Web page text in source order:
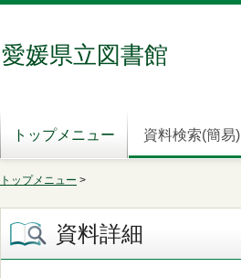
愛媛県立図書館
トップメニュー 資料検索(簡易)
トップメニュー >
資料詳細